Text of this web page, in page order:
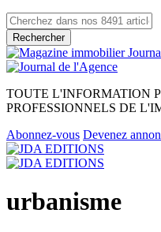
Rechercher
TOUTE L'INFORMATION
PROFESSIONNELS DE
Abonnez-vous Devenez
urbanisme